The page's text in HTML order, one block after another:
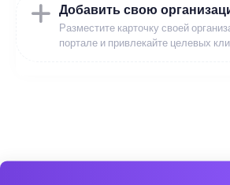
Добавить свою
Разместите карточку своей
портале и привлекайте целевых